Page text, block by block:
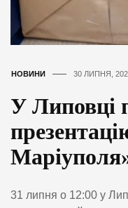
НОВИНИ 30 ЛИПНЯ,
У Липовці
31 липня о 12:00 у